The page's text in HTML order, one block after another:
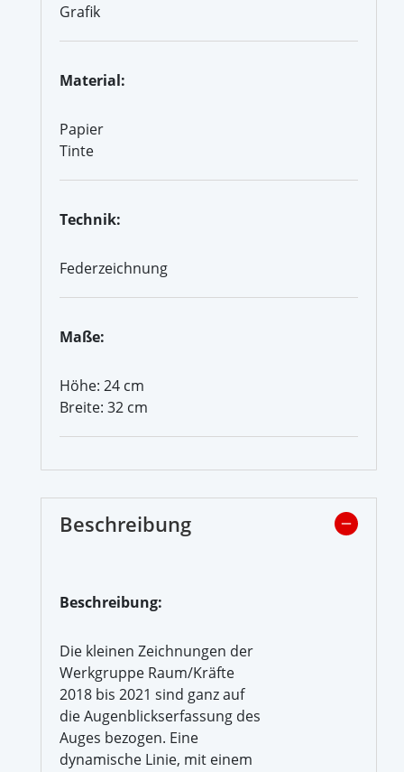
Grafik
Material:
Papier
Tinte
Technik:
Federzeichnung
Maße:
Höhe: 24 cm
Breite: 32 cm
Beschreibung
Beschreibung:
Die kleinen Zeichnungen der
Werkgruppe Raum/Kräfte
2018 bis 2021 sind ganz auf
die Augenblickserfassung des
Auges bezogen. Eine
dynamische Linie, mit einem